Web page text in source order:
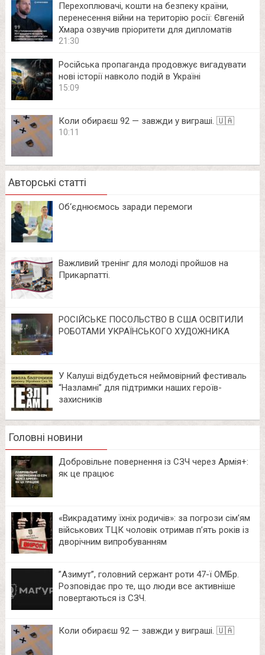
Перехоплювачі, кошти на безпеку країни,
перенесення війни на територію росії: Євгеній
Хмара озвучив пріоритети для дипломатів
21:30
Російська пропаганда продовжує вигадувати
нові історії навколо подій в Україні
15:09
Коли обираєш 92 — завжди у виграші. 🇺🇦
10:11
Авторські статті
Об‘єднюємось заради перемоги
Важливий тренінг для молоді пройшов на
Прикарпатті.
РОСІЙСЬКЕ ПОСОЛЬСТВО В США ОСВІТИЛИ
РОБОТАМИ УКРАЇНСЬКОГО ХУДОЖНИКА
У Калуші відбудеться неймовірний фестиваль
“Назламні” для підтримки наших героїв-
захисників
Головні новини
Добровільне повернення із СЗЧ через Армія+:
як це працює
«Викрадатиму їхніх родичів»: за погрози сім’ям
військових ТЦК чоловік отримав п’ять років із
дворічним випробуванням
⁨”Азимут”, головний сержант роти 47-ї ОМБр.
Розповідає про те, що люди все активніше
повертаються із СЗЧ.
Коли обираєш 92 — завжди у виграші. 🇺🇦